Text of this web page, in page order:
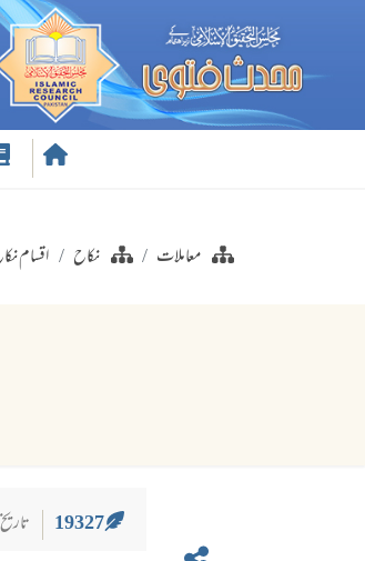
معاملات نکاح اقسام
19327 تاریخ